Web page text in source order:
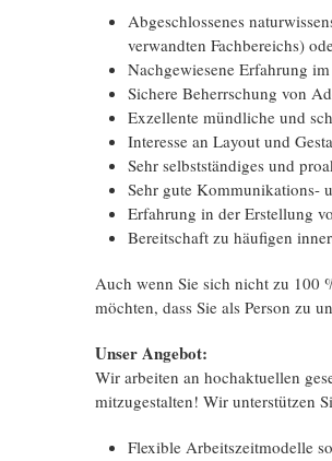
Abgeschlossenes
verwandten Fachbereichs)
Nachgewiesene Erfahrung
Sichere Beherrschung von
Exzellente mündliche und
Interesse an Layout und
Sehr selbstständiges und
Sehr gute Kommunikations-
Erfahrung in der Erstellung
Bereitschaft zu häufigen
Auch wenn Sie sich nicht zu 100
möchten, dass Sie als Person zu
Unser Angebot:
Wir arbeiten an hochaktuellen
mitzu­gestalten! Wir unterstützen
Flexible Arbeitszeitmodelle